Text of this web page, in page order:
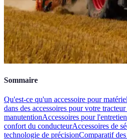
Sommaire
Qu'est-ce qu'un accessoire pour
dans des accessoires pour votre tracteur
manutentionAccessoires pour
confort du conducteurAccessoires de
technologie de précisionComparatif